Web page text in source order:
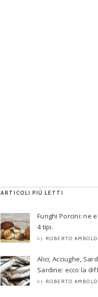
ARTICOLI PIÙ LETTI
Funghi Porcini: ne
4 tipi.
by ROBERTO
Alici, Acciughe,
Sardine: ecco la
by ROBERTO